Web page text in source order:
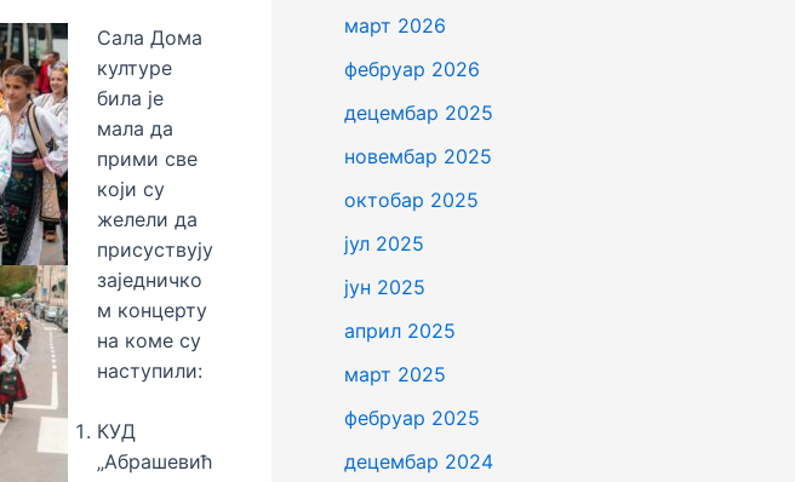
Сала Дома
културе
била је
мала да
прими све
који су
желели да
присуствују
заједничко
м концерту
на коме су
наступили:
КУД
„Абрашевић
март 2026
фебруар 2026
децембар 2025
новембар 2025
октобар 2025
јул 2025
јун 2025
април 2025
март 2025
фебруар 2025
децембар 2024